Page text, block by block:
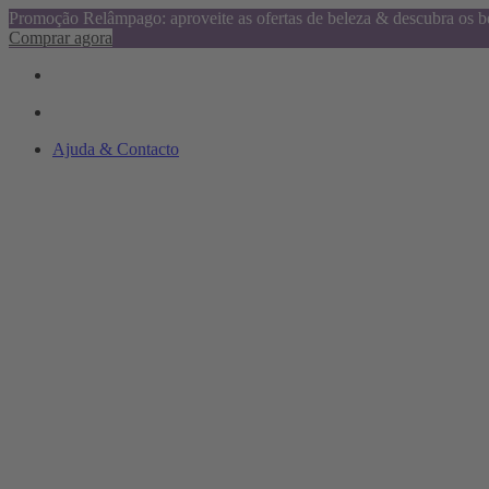
Promoção Relâmpago: aproveite as ofertas de beleza & descubra os
Comprar agora
Ajuda & Contacto